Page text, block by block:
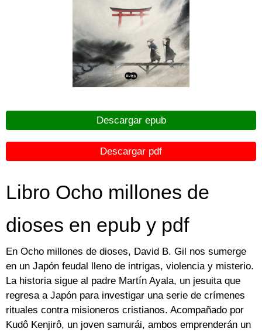
Descargar epub
Descargar pdf
Libro Ocho millones de
dioses en epub y pdf
En Ocho millones de dioses, David B. Gil nos sumerge
en un Japón feudal lleno de intrigas, violencia y misterio.
La historia sigue al padre Martín Ayala, un jesuita que
regresa a Japón para investigar una serie de crímenes
rituales contra misioneros cristianos. Acompañado por
Kudô Kenjirô, un joven samurái, ambos emprenderán un